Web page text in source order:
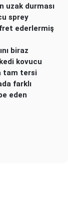
uzak durması
sprey
ederlermiş
biraz
kovucu
tam tersi
farklı
eden